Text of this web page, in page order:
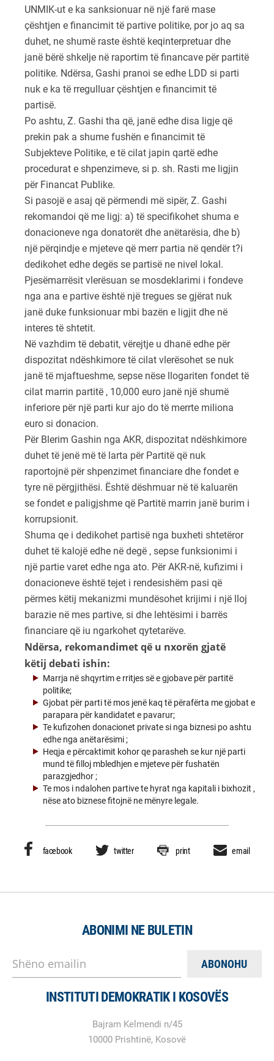
UNMIK-ut e ka sanksionuar në një farë mase
çështjen e financimit të partive politike, por jo aq sa
duhet, ne shumë raste është keqinterpretuar dhe
janë bërë shkelje në raportim të financave për partitë
politike. Ndërsa, Gashi pranoi se edhe LDD si parti
nuk e ka të rregulluar çështjen e financimit të
partisë.
Po ashtu, Z. Gashi tha që, janë edhe disa ligje që
prekin pak a shume fushën e financimit të
Subjekteve Politike, e të cilat japin qartë edhe
procedurat e shpenzimeve, si p. sh. Rasti me ligjin
për Financat Publike.
Si pasojë e asaj që përmendi më sipër, Z. Gashi
rekomandoi që me ligj: a) të specifikohet shuma e
donacioneve nga donatorët dhe anëtarësia, dhe b)
një përqindje e mjeteve që merr partia në qendër t?i
dedikohet edhe degës se partisë ne nivel lokal.
Pjesëmarrësit vlerësuan se mosdeklarimi i fondeve
nga ana e partive është një tregues se gjërat nuk
janë duke funksionuar mbi bazën e ligjit dhe në
interes të shtetit.
Në vazhdim të debatit, vërejtje u dhanë edhe për
dispozitat ndëshkimore të cilat vlerësohet se nuk
janë të mjaftueshme, sepse nëse llogariten fondet të
cilat marrin partitë , 10,000 euro janë një shumë
inferiore për një parti kur ajo do të merrte miliona
euro si donacion.
Për Blerim Gashin nga AKR, dispozitat ndëshkimore
duhet të jenë më të larta për Partitë që nuk
raportojnë për shpenzimet financiare dhe fondet e
tyre në përgjithësi. Është dëshmuar në të kaluarën
se fondet e paligjshme që Partitë marrin janë burim i
korrupsionit.
Shuma qe i dedikohet partisë nga buxheti shtetëror
duhet të kalojë edhe në degë , sepse funksionimi i
një partie varet edhe nga ato. Për AKR-në, kufizimi i
donacioneve është tejet i rendesishëm pasi që
përmes këtij mekanizmi mundësohet krijimi i një lloj
barazie në mes partive, si dhe lehtësimi i barrës
financiare që iu ngarkohet qytetarëve.
Ndërsa, rekomandimet që u nxorën gjatë
këtij debati ishin:
Marrja në shqyrtim e rritjes së e gjobave për partitë
politike;
Gjobat për parti të mos jenë kaq të përafërta me gjobat e
parapara për kandidatet e pavarur;
Te kufizohen donacionet private si nga biznesi po ashtu
edhe nga anëtarësimi ;
Heqja e përcaktimit kohor qe parasheh se kur një parti
mund të filloj mbledhjen e mjeteve për fushatën
parazgjedhor ;
Te mos i ndalohen partive te hyrat nga kapitali i bixhozit ,
nëse ato biznese fitojnë ne mënyre legale.
facebook twitter print email
ABONIMI NE BULETIN
Shëno emailin
INSTITUTI DEMOKRATIK I KOSOVËS
Bajram Kelmendi n/45
10000 Prishtinë, Kosovë